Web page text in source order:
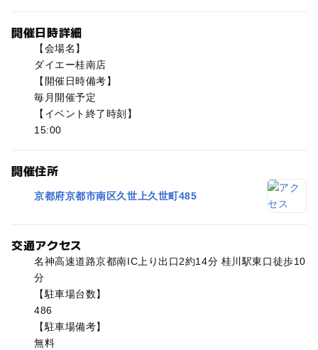
開催日時詳細
【会場名】
ダイエー桂南店
【開催日時備考】
毎月開催予定
【イベント終了時刻】
15:00
開催住所
京都府京都市南区久世上久世町485
交通アクセス
名神高速道路京都南IC上り出口2約14分 桂川駅東口徒歩10
分
【駐車場台数】
486
【駐車場備考】
無料